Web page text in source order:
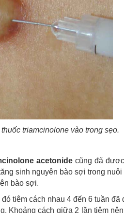
triamcinolone vào trong sẹo.
acetonide cũng đã
sinh nguyên bào sợi trong
bào sợi.
tiêm cách nhau 4 đến 6 tuần
Khoảng cách giữa 2 lần tiêm